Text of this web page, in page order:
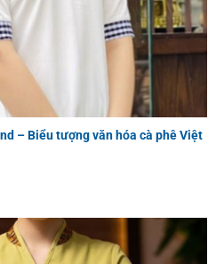
– Biểu tượng văn hóa cà phê Việt